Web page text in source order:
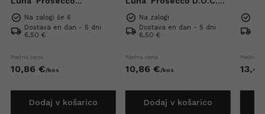
Superiore DOCG Extra
Brut 0,75l
Na zalogi še 6
Dostava en dan - 5 dni
6,50 €
Redna cena
10,86 €/kos
Dodaj v košarico
Rose Extra Dry 0,75l
Na zalogi
Dostava en dan - 5 dni
6,50 €
Redna cena
10,86 €/kos
Dodaj v košarico
Redna
13,42